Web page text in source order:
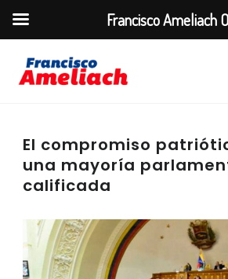
El compromiso
una mayoría
calificada
Francisco Ameliach